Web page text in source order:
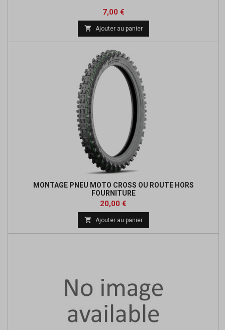
Prix
7,00 €
 Ajouter au panier
MONTAGE PNEU MOTO CROSS OU ROUTE HORS
FOURNITURE
Prix
20,00 €
 Ajouter au panier